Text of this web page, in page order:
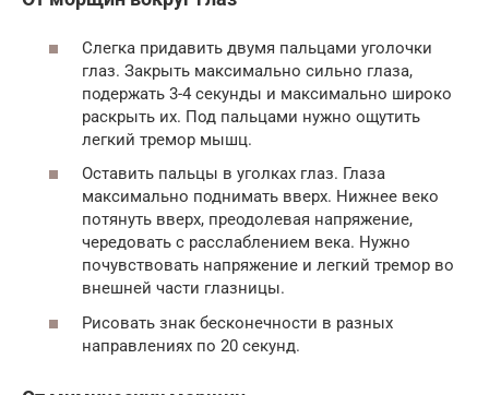
Слегка придавить двумя пальцами уголочки
глаз. Закрыть максимально сильно глаза,
подержать 3-4 секунды и максимально широко
раскрыть их. Под пальцами нужно ощутить
легкий тремор мышц.
Оставить пальцы в уголках глаз. Глаза
максимально поднимать вверх. Нижнее веко
потянуть вверх, преодолевая напряжение,
чередовать с расслаблением века. Нужно
почувствовать напряжение и легкий тремор во
внешней части глазницы.
Рисовать знак бесконечности в разных
направлениях по 20 секунд.